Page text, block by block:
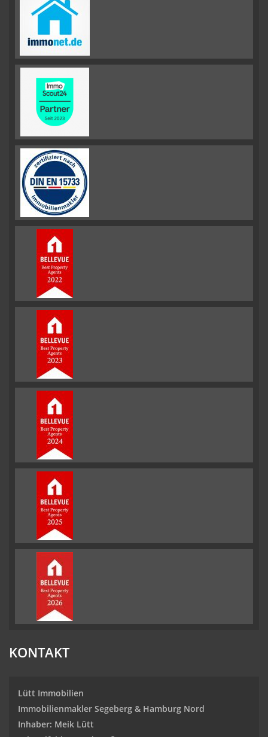
KONTAKT
Lütt Immobilien
Immobilienmakler Segeberg & Hamburg Nord
Inhaber: Meik Lütt